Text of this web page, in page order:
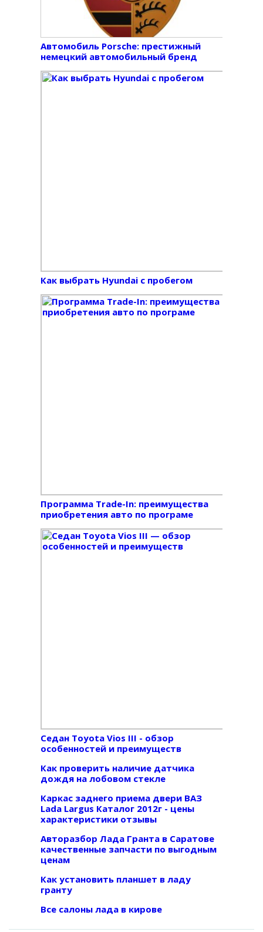
Автомобиль Porsche: престижный
немецкий автомобильный бренд
Как выбрать Hyundai с пробегом
Программа Trade-In: преимущества
приобретения авто по програме
Седан Toyota Vios III - обзор
особенностей и преимуществ
Как проверить наличие датчика
дождя на лобовом стекле
Каркас заднего приема двери ВАЗ
Lada Largus Каталог 2012г - цены
характеристики отзывы
Авторазбор Лада Гранта в Саратове
качественные запчасти по выгодным
ценам
Как установить планшет в ладу
гранту
Все салоны лада в кирове